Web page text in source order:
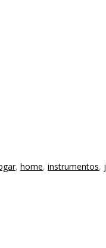
, home, instrumentos,